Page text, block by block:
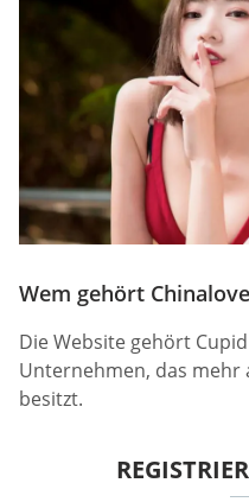
Wem gehört
Die Website gehört
Unternehmen, das mehr
besitzt.